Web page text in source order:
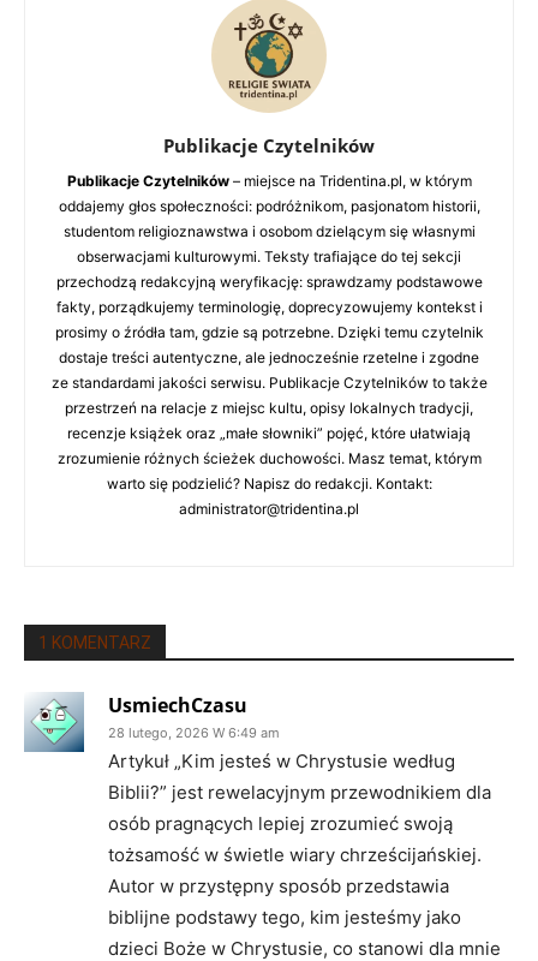
Publikacje Czytelników
Publikacje Czytelników– miejsce na Tridentina.pl, w którym
oddajemy głos społeczności: podróżnikom, pasjonatom historii,
studentom religioznawstwa i osobom dzielącym się własnymi
obserwacjami kulturowymi. Teksty trafiające do tej sekcji
przechodzą redakcyjną weryfikację: sprawdzamy podstawowe
fakty, porządkujemy terminologię, doprecyzowujemy kontekst i
prosimy o źródła tam, gdzie są potrzebne. Dzięki temu czytelnik
dostaje treści autentyczne, ale jednocześnie rzetelne i zgodne
ze standardami jakości serwisu. Publikacje Czytelników to także
przestrzeń na relacje z miejsc kultu, opisy lokalnych tradycji,
recenzje książek oraz „małe słowniki” pojęć, które ułatwiają
zrozumienie różnych ścieżek duchowości. Masz temat, którym
warto się podzielić? Napisz do redakcji. Kontakt:
administrator@tridentina.pl
1 KOMENTARZ
UsmiechCzasu
28 lutego, 2026 W 6:49 am
Artykuł „Kim jesteś w Chrystusie według
Biblii?” jest rewelacyjnym przewodnikiem dla
osób pragnących lepiej zrozumieć swoją
tożsamość w świetle wiary chrześcijańskiej.
Autor w przystępny sposób przedstawia
biblijne podstawy tego, kim jesteśmy jako
dzieci Boże w Chrystusie, co stanowi dla mnie